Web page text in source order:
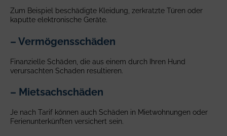
Zum Beispiel beschädigte Kleidung, zerkratzte Türen oder
kaputte elektronische Geräte.
– Vermögensschäden
Finanzielle Schäden, die aus einem durch Ihren Hund
verursachten Schaden resultieren.
– Mietsachschäden
Je nach Tarif können auch Schäden in Mietwohnungen oder
Ferienunterkünften versichert sein.